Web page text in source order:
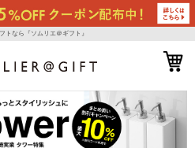
トなら『ソムリエ＠ギフト』